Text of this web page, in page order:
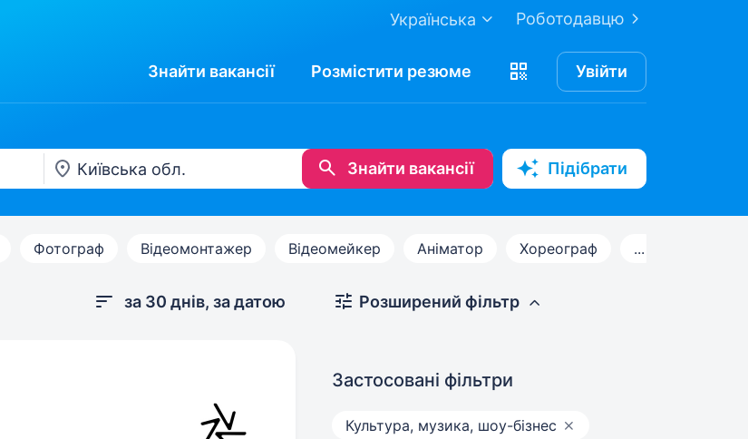
Роботодавцю
Українська
Знайти вакансії Розмістити резюме Увійти
Знайти вакансії Підібрати
Фотограф Відеомонтажер Відеомейкер Аніматор Хореограф ...
за 30 днів, за датою Розширений фільтр
Застосовані фільтри
Культура, музика, шоу-бізнес